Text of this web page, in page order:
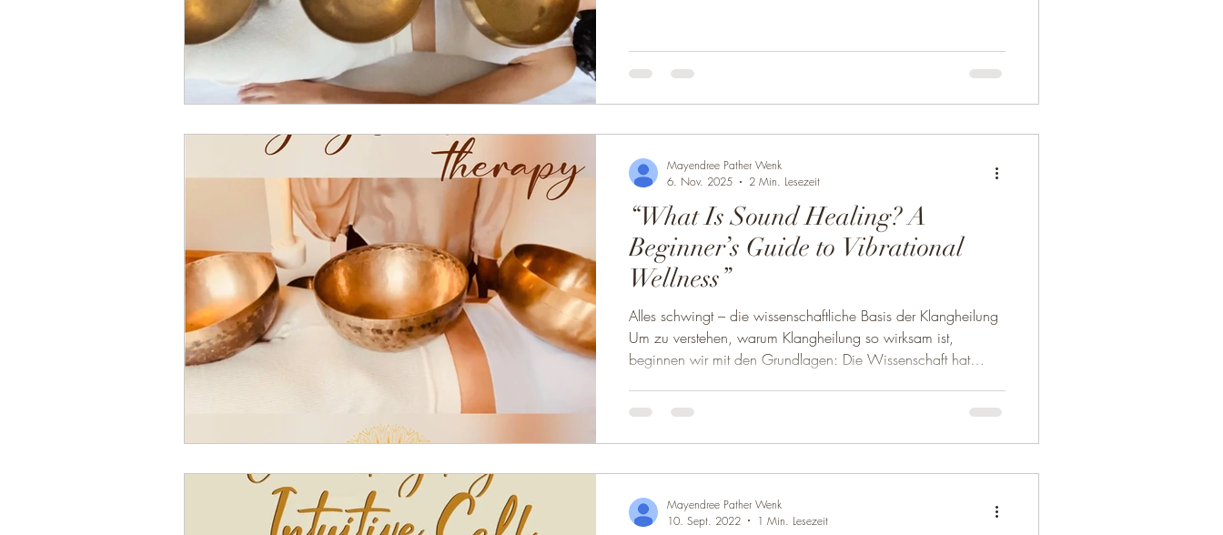
klingt das nach großen Versprechen für eine einzelne Sound-
Healing-Session. Doch in meinen über 10 Jahren Erfahrung in
“What Is Sound Healing? A
Beginner’s Guide to Vibrational
Wellness”
Alles schwingt – die wissenschaftliche Basis der Klangheilung
Um zu verstehen, warum Klangheilung so wirksam ist,
beginnen wir mit den Grundlagen: Die Wissenschaft hat
Schwingung ist nicht nur eine biologische Funktion – sie
Musikinstrumente treten auch Schwingungen miteinander in
Resonanz. Wenn die natürliche Frequenz unseres Körpers auf
Mayendree Pather Wenk
6. Nov. 2025
2 Min. Lesezeit
Mayendree Pather Wenk
10. Sept. 2022
1 Min. Lesezeit